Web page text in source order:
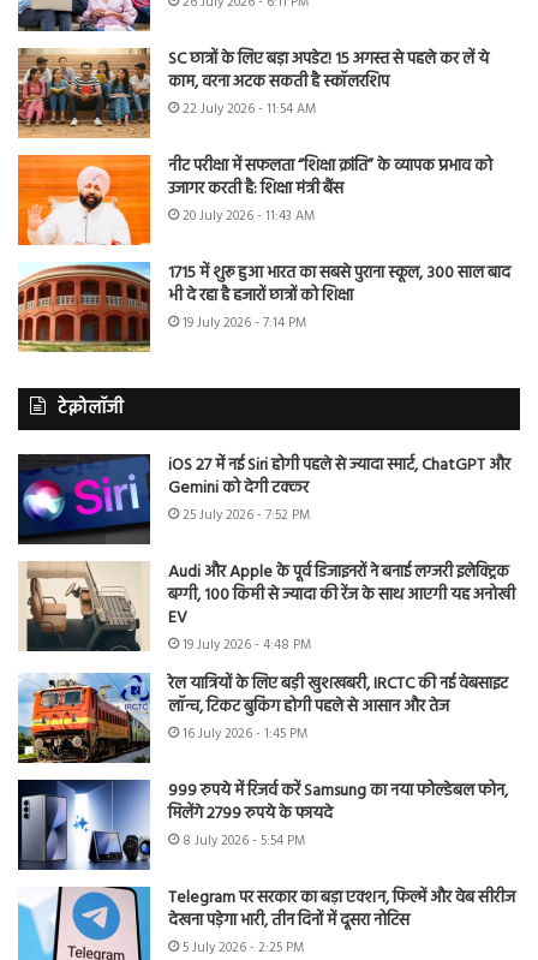
SC छात्रों के लिए बड़ा अपडेट! 15 अगस्त से पहले कर लें ये
काम, वरना अटक सकती है स्कॉलरशिप
22 July 2026 - 11:54 AM
नीट परीक्षा में सफलता “शिक्षा क्रांति” के व्यापक प्रभाव को
उजागर करती है: शिक्षा मंत्री बैंस
20 July 2026 - 11:43 AM
1715 में शुरू हुआ भारत का सबसे पुराना स्कूल, 300 साल बाद
भी दे रहा है हजारों छात्रों को शिक्षा
19 July 2026 - 7:14 PM
टेक्नोलॉजी
iOS 27 में नई Siri होगी पहले से ज्यादा स्मार्ट, ChatGPT और
Gemini को देगी टक्कर
25 July 2026 - 7:52 PM
Audi और Apple के पूर्व डिजाइनरों ने बनाई लग्जरी इलेक्ट्रिक
बग्गी, 100 किमी से ज्यादा की रेंज के साथ आएगी यह अनोखी
EV
19 July 2026 - 4:48 PM
रेल यात्रियों के लिए बड़ी खुशखबरी, IRCTC की नई वेबसाइट
लॉन्च, टिकट बुकिंग होगी पहले से आसान और तेज
16 July 2026 - 1:45 PM
999 रुपये में रिजर्व करें Samsung का नया फोल्डेबल फोन,
मिलेंगे 2799 रुपये के फायदे
8 July 2026 - 5:54 PM
Telegram पर सरकार का बड़ा एक्शन, फिल्में और वेब सीरीज
देखना पड़ेगा भारी, तीन दिनों में दूसरा नोटिस
5 July 2026 - 2:25 PM